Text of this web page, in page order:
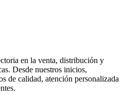
en la venta, distribución y
Desde nuestros inicios,
de calidad, atención personalizada